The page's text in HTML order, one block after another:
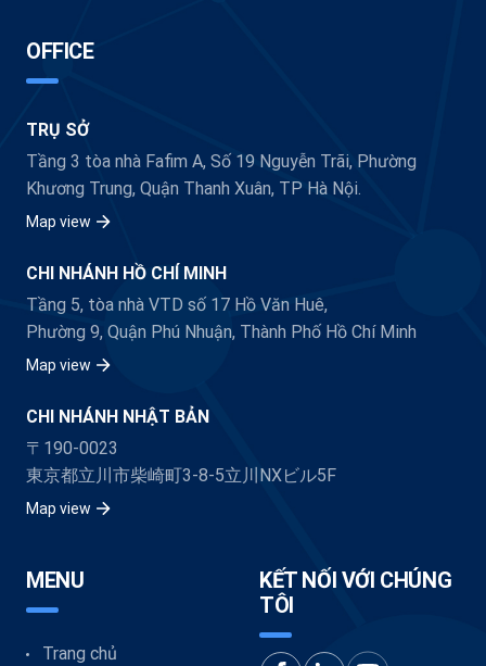
OFFICE
TRỤ SỞ
Tầng 3 tòa nhà Fafim A, Số 19 Nguyễn Trãi, Phường
Khương Trung, Quận Thanh Xuân, TP Hà Nội.
Map view
CHI NHÁNH HỒ CHÍ MINH
Tầng 5, tòa nhà VTD số 17 Hồ Văn Huê,
Phường 9, Quận Phú Nhuận, Thành Phố Hồ Chí Minh
Map view
CHI NHÁNH NHẬT BẢN
〒190-0023
東京都立川市柴崎町3-8-5立川NXビル5F
Map view
MENU
Trang chủ
KẾT NỐI VỚI CHÚNG
TÔI